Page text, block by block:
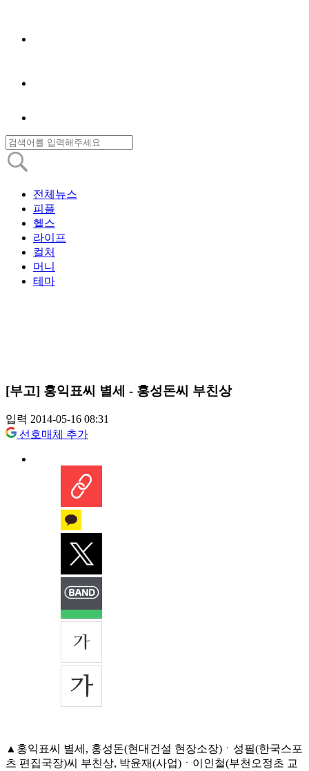
전체뉴스
피플
헬스
라이프
컬처
머니
테마
[부고] 홍익표씨 별세 - 홍성돈씨 부친상
입력 2014-05-16 08:31
선호매체 추가
▲홍익표씨 별세, 홍성돈(현대건설 현장소장)ㆍ성필(한국스포
츠 편집국장)씨 부친상, 박윤재(사업)ㆍ이인철(부천오정초 교